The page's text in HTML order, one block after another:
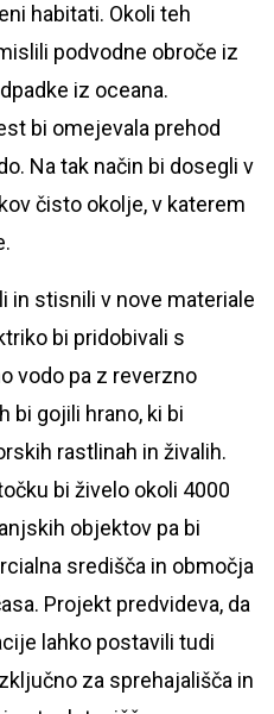
habitati. Okoli teh
podvodne obroče iz
iz oceana.
bi omejevala prehod
Na tak način bi dosegli v
čisto okolje, v katerem
in stisnili v nove materiale
bi pridobivali s
vodo pa z reverzno
bi gojili hrano, ki bi
rastlinah in živalih.
bi živelo okoli 4000
objektov pa bi
središča in območja
Projekt predvideva, da
lahko postavili tudi
za sprehajališča in